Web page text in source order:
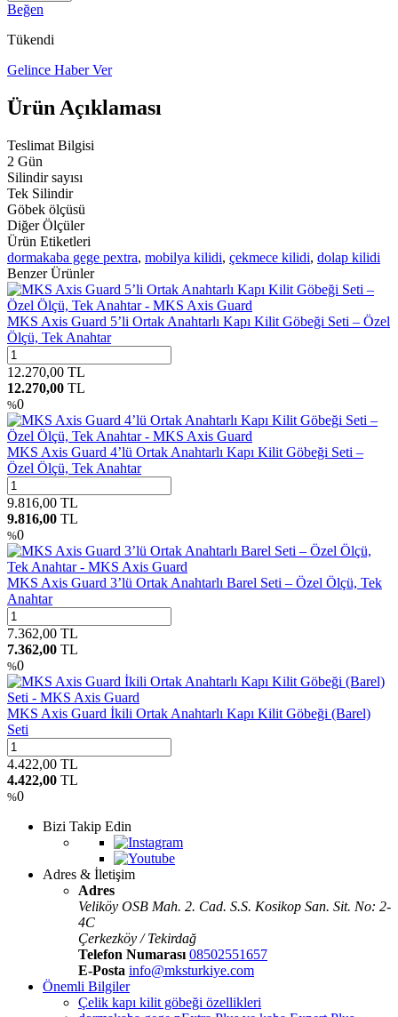
Beğen
Tükendi
Gelince Haber Ver
Ürün Açıklaması
Teslimat Bilgisi
2 Gün
Silindir sayısı
Tek Silindir
Göbek ölçüsü
Diğer Ölçüler
Ürün Etiketleri
dormakaba gege pextra, mobilya kilidi, çekmece kilidi, dolap kilidi
Benzer Ürünler
MKS Axis Guard 5’li Ortak Anahtarlı Kapı Kilit Göbeği Seti – Özel
Ölçü, Tek Anahtar
12.270,00 TL
12.270,00 TL
%0
MKS Axis Guard 4’lü Ortak Anahtarlı Kapı Kilit Göbeği Seti –
Özel Ölçü, Tek Anahtar
9.816,00 TL
9.816,00 TL
%0
MKS Axis Guard 3’lü Ortak Anahtarlı Barel Seti – Özel Ölçü, Tek
Anahtar
7.362,00 TL
7.362,00 TL
%0
MKS Axis Guard İkili Ortak Anahtarlı Kapı Kilit Göbeği (Barel)
Seti
4.422,00 TL
4.422,00 TL
%0
Bizi Takip Edin
Adres & İletişim
Adres
Veliköy OSB Mah. 2. Cad. S.S. Kosikop San. Sit. No: 2-
4C
Çerkezköy / Tekirdağ
Telefon Numarası 08502551657
E-Posta info@mksturkiye.com
Önemli Bilgiler
Çelik kapı kilit göbeği özellikleri